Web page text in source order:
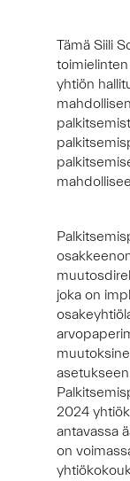
Tämä Siili
yhtiön
joka on
2024
antavassa
on